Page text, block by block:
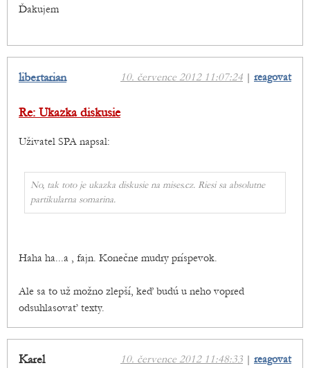
Ďakujem
10. července 2012 11:07:24 | reagovat
libertarian
Re: Ukazka diskusie
Uživatel SPA napsal:
No, tak toto je ukazka diskusie na mises.cz. Riesi sa absolutne
partikularna somarina.
Haha ha...a , fajn. Konečne mudry príspevok.
Ale sa to už možno zlepší, keď budú u neho vopred
odsuhlasovať texty.
10. července 2012 11:48:33 | reagovat
Karel